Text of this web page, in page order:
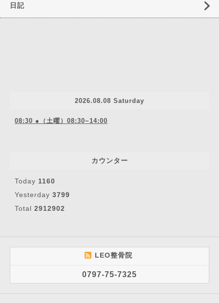
日記
2026.08.08 Saturday
08:30 ●（土曜）08:30~14:00
カウンター
Today 1160
Yesterday 3799
Total 2912902
LEO整骨院
0797-75-7325